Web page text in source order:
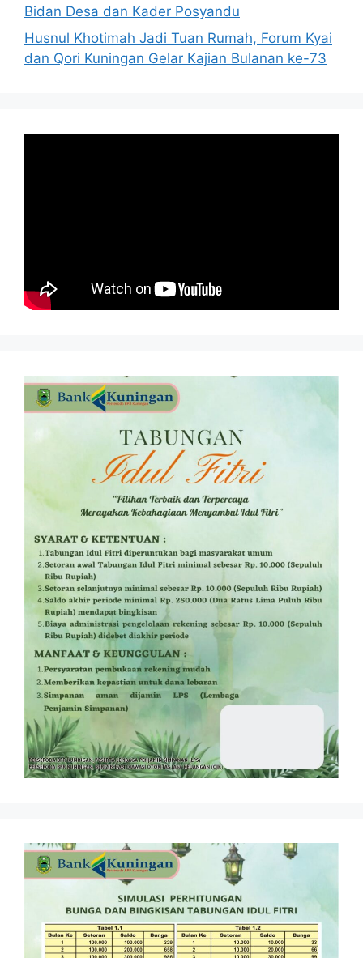
Bidan Desa dan Kader Posyandu
Husnul Khotimah Jadi Tuan Rumah, Forum Kyai
dan Qori Kuningan Gelar Kajian Bulanan ke-73